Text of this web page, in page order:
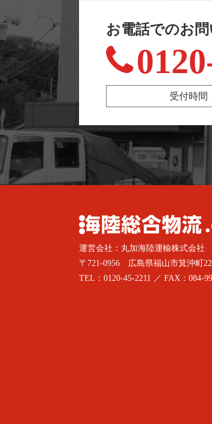
お電話でのお
受付時間
運営会社：丸加海陸運輸株式会社
〒721-0956 広島県福山市箕沖町
TEL：0120-45-2211 ／ FAX：084-